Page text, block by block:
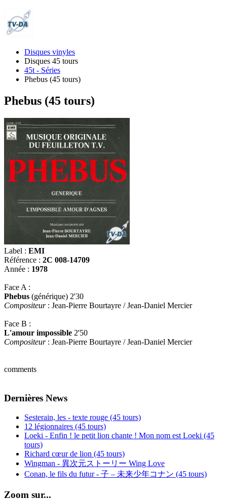
Disques vinyles
Disques 45 tours
45t - Séries
Phebus (45 tours)
Phebus (45 tours)
Label : EMI
Référence : 2C 008-14709
Année : 1978
Face A :
Phebus (générique) 2'30
Compositeur: Jean-Pierre Bourtayre / Jean-Daniel Mercier
Face B :
L'amour impossible 2'50
Compositeur: Jean-Pierre Bourtayre / Jean-Daniel Mercier
comments
Dernières News
Sesterain, les - texte rouge (45 tours)
12 légionnaires (45 tours)
Loeki - Enfin ! le petit lion chante ! Mon nom est Loeki (45
tours)
Richard cœur de lion (45 tours)
Wingman - 異次元ストーリー Wing Love
Conan, le fils du futur - 子 – 未来少年コナン (45 tours)
Zoom sur...